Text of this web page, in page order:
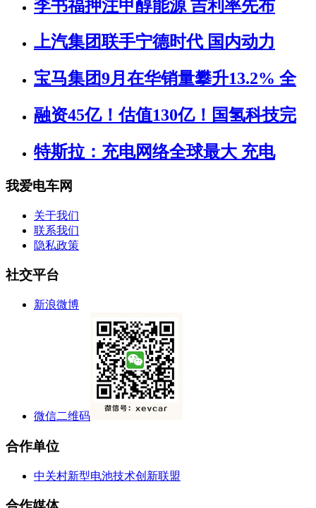
李书福押注甲醇能源 吉利率先布
上汽集团联手宁德时代 国内动力
宝马集团9月在华销量攀升13.2% 全
融资45亿！估值130亿！国氢科技完
特斯拉：充电网络全球最大 充电
我爱电车网
关于我们
联系我们
隐私政策
社交平台
新浪微博
微信二维码
合作单位
中关村新型电池技术创新联盟